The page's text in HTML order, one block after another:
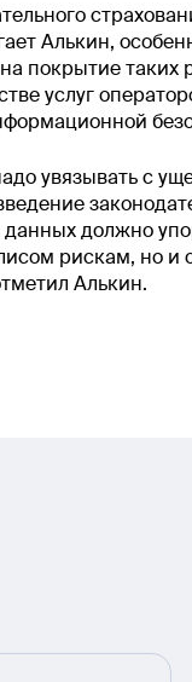
Алькин,
покрытие
услуг
увязывать с
данных должно
рискам, но и
Алькин.